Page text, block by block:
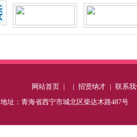
网站首页 招贤纳才 联系
地址：青海省西宁市城北区柴达木路487